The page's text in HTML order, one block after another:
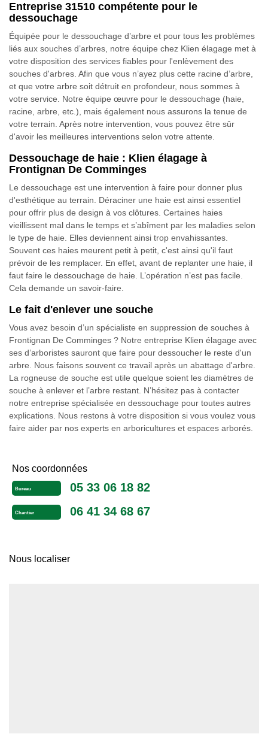
Entreprise 31510 compétente pour le
dessouchage
Équipée pour le dessouchage d’arbre et pour tous les problèmes
liés aux souches d’arbres, notre équipe chez Klien élagage met à
votre disposition des services fiables pour l'enlèvement des
souches d'arbres. Afin que vous n’ayez plus cette racine d’arbre,
et que votre arbre soit détruit en profondeur, nous sommes à
votre service. Notre équipe œuvre pour le dessouchage (haie,
racine, arbre, etc.), mais également nous assurons la tenue de
votre terrain. Après notre intervention, vous pouvez être sûr
d'avoir les meilleures interventions selon votre attente.
Dessouchage de haie : Klien élagage à
Frontignan De Comminges
Le dessouchage est une intervention à faire pour donner plus
d'esthétique au terrain. Déraciner une haie est ainsi essentiel
pour offrir plus de design à vos clôtures. Certaines haies
vieillissent mal dans le temps et s’abîment par les maladies selon
le type de haie. Elles deviennent ainsi trop envahissantes.
Souvent ces haies meurent petit à petit, c'est ainsi qu'il faut
prévoir de les remplacer. En effet, avant de replanter une haie, il
faut faire le dessouchage de haie. L’opération n’est pas facile.
Cela demande un savoir-faire.
Le fait d'enlever une souche
Vous avez besoin d’un spécialiste en suppression de souches à
Frontignan De Comminges ? Notre entreprise Klien élagage avec
ses d’arboristes sauront que faire pour dessoucher le reste d'un
arbre. Nous faisons souvent ce travail après un abattage d'arbre.
La rogneuse de souche est utile quelque soient les diamètres de
souche à enlever et l’arbre restant. N’hésitez pas à contacter
notre entreprise spécialisée en dessouchage pour toutes autres
explications. Nous restons à votre disposition si vous voulez vous
faire aider par nos experts en arboricultures et espaces arborés.
Nos coordonnées
Bureau 05 33 06 18 82
Chantier 06 41 34 68 67
Nous localiser